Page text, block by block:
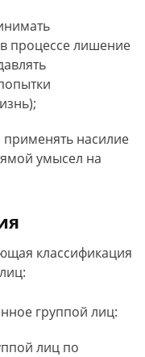
процессе лишение
насилие
умысел на
классификация
группой лиц:
лиц по